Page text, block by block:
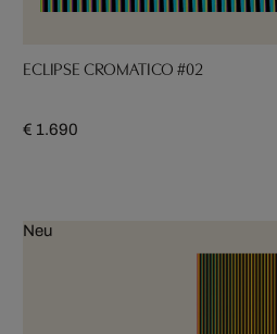
ECLIPSE CROMATICO #02
€ 1.690
Neu